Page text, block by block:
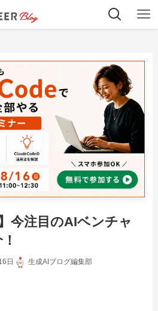
今注目のAIベンチャ
日 生成AIブログ編集部